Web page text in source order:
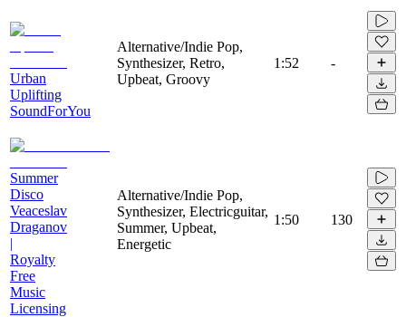
Urban
Uplifting
SoundForYou
Alternative/Indie Pop,
Synthesizer, Retro,
Upbeat, Groovy
1:52 -
Summer
Disco
Veaceslav
Draganov
|
Royalty
Free
Music
Licensing
Alternative/Indie Pop,
Synthesizer, Electricguitar,
Summer, Upbeat,
Energetic
1:50 130